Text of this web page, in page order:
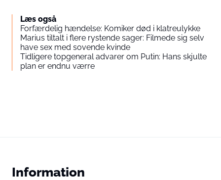
Læs også
Forfærdelig hændelse: Komiker død i klatreulykke
Marius tiltalt i flere rystende sager: Filmede sig selv
have sex med sovende kvinde
Tidligere topgeneral advarer om Putin: Hans skjulte
plan er endnu værre
Information